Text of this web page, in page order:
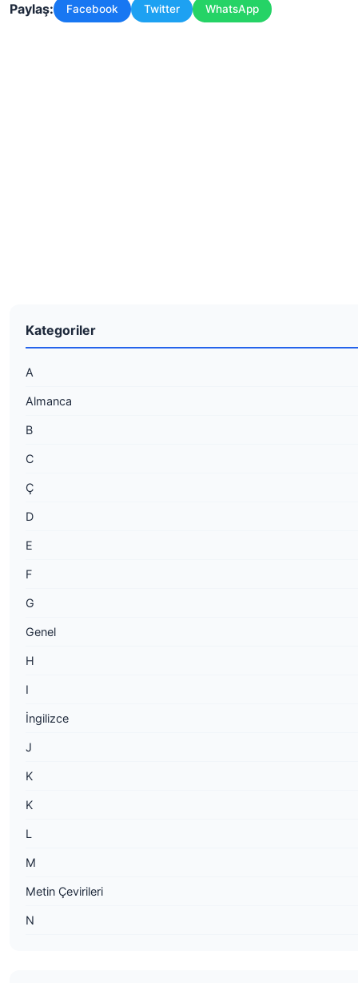
Paylaş: Facebook Twitter WhatsApp
Kategoriler
A
Almanca
B
C
Ç
D
E
F
G
Genel
H
I
İngilizce
J
K
K
L
M
Metin Çevirileri
N